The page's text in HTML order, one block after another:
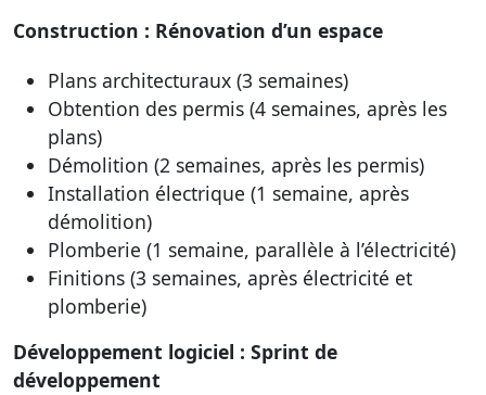
Construction : Rénovation d’un espace
Plans architecturaux (3 semaines)
Obtention des permis (4 semaines, après les
plans)
Démolition (2 semaines, après les permis)
Installation électrique (1 semaine, après
démolition)
Plomberie (1 semaine, parallèle à l’électricité)
Finitions (3 semaines, après électricité et
plomberie)
Développement logiciel : Sprint de
développement